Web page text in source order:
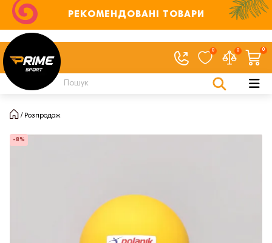
РЕКОМЕНДОВАНІ ТОВАРИ
0 0 0
Розпродаж
-8%